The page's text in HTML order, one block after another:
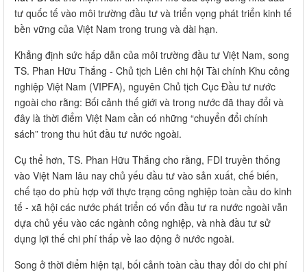
tư quốc tế vào môi trường đầu tư và triển vọng phát triển kinh tế
bền vững của Việt Nam trong trung và dài hạn.
Khẳng định sức hấp dẫn của môi trường đầu tư Việt Nam, song
TS. Phan Hữu Thắng - Chủ tịch Liên chi hội Tài chính Khu công
nghiệp Việt Nam (VIPFA), nguyên Chủ tịch Cục Đầu tư nước
ngoài cho rằng: Bối cảnh thế giới và trong nước đã thay đổi và
đây là thời điểm Việt Nam cần có những “chuyển đổi chính
sách” trong thu hút đầu tư nước ngoài.
Cụ thể hơn, TS. Phan Hữu Thắng cho rằng, FDI truyền thống
vào Việt Nam lâu nay chủ yếu đầu tư vào sản xuất, chế biến,
chế tạo do phù hợp với thực trạng công nghiệp toàn cầu do kinh
tế - xã hội các nước phát triển có vốn đầu tư ra nước ngoài vẫn
dựa chủ yếu vào các ngành công nghiệp, và nhà đầu tư sử
dụng lợi thế chi phí thấp về lao động ở nước ngoài.
Song ở thời điểm hiện tại, bối cảnh toàn cầu thay đổi do chi phí